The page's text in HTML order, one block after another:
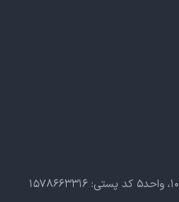
کد پستی: ۱۵۷۸۶۶۳۳۱۶